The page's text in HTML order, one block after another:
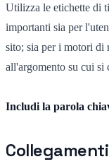
Utilizza le etichette di
importanti sia per
sito; sia per i motori di
all'argomento su cui si
Includi la parola